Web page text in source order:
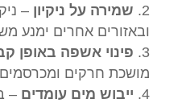
שמירה על ניקיון –
ובאזורים אחרים ימנע
פינוי אשפה באופן
מושכת חרקים
ייבוש מים עומדים –